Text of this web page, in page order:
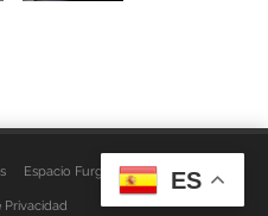
Espacio Furgo Aviso Legal
Privacidad
ES